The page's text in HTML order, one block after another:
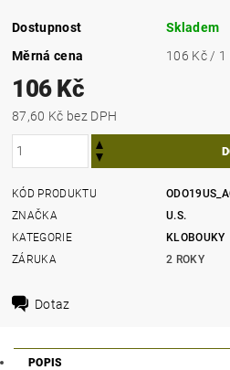
Dostupnost
Skladem
Měrná cena
106 Kč / 1
106 Kč
87,60 Kč bez DPH
KÓD PRODUKTU
ZNAČKA
U.S.
KATEGORIE
KLOBOUKY
ZÁRUKA
2 ROKY
Dotaz
POPIS